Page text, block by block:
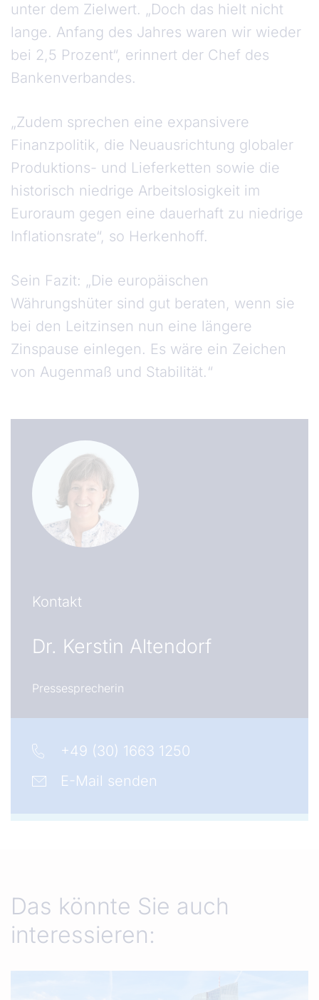
unter dem Zielwert. „Doch das hielt nicht
lange. Anfang des Jahres waren wir wieder
bei 2,5 Prozent“, erinnert der Chef des
Bankenverbandes.
„Zudem sprechen eine expansivere
Finanzpolitik, die Neuausrichtung globaler
Produktions- und Lieferketten sowie die
historisch niedrige Arbeitslosigkeit im
Euroraum gegen eine dauerhaft zu niedrige
Inflationsrate“, so Herkenhoff.
Sein Fazit: „Die europäischen
Währungshüter sind gut beraten, wenn sie
bei den Leitzinsen nun eine längere
Zinspause einlegen. Es wäre ein Zeichen
von Augenmaß und Stabilität.“
Kontakt
Dr. Kerstin Altendorf
Pressesprecherin
+49 (30) 1663 1250
E-Mail senden
Das könnte Sie auch
interessieren: